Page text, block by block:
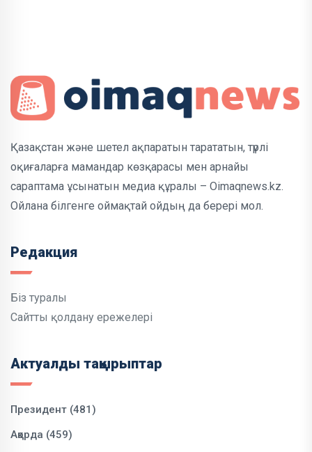
Қазақстан және шетел ақпаратын тарататын, түрлі
оқиғаларға мамандар көзқарасы мен арнайы
сараптама ұсынатын медиа құралы – Oimaqnews.kz.
Ойлана білгенге оймақтай ойдың да берері мол.
Редакция
Біз туралы
Сайтты қолдану ережелері
Актуалды тақырыптар
Президент (481)
Ақорда (459)